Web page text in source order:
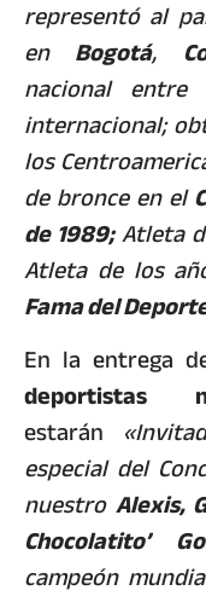
representó al
en Bogotá,
nacional
internacional;
los
de bronce en el
de 1989;Atleta
Atleta de los
Fama del
En la entrega
deportistas
estarán
especial del
nuestroAlexis,
Chocolatito’
campeón